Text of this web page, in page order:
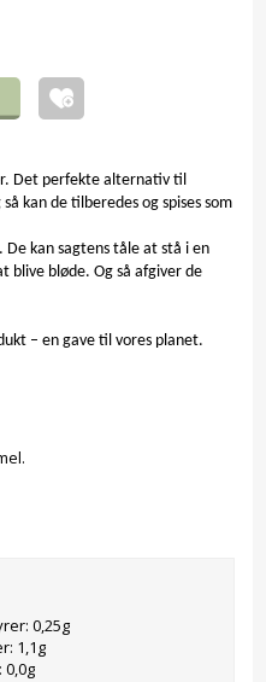
Det perfekte alternativ til
kan de tilberedes og spises som
kan sagtens tåle at stå i en
blive bløde. Og så afgiver de
– en gave til vores planet.
0,25g
1,1g
0,0g